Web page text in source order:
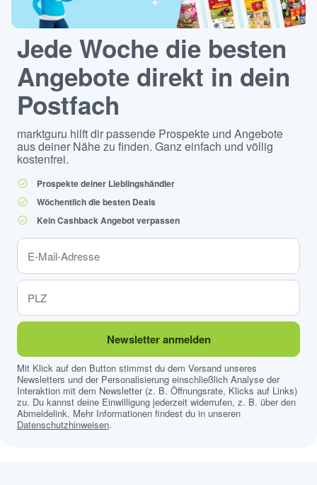
Jede Woche die besten
Angebote direkt in dein
Postfach
marktguru hilft dir passende Prospekte und Angebote
aus deiner Nähe zu finden. Ganz einfach und völlig
kostenfrei.
Prospekte deiner Lieblingshändler
Wöchentlich die besten Deals
Kein Cashback Angebot verpassen
Newsletter anmelden
Mit Klick auf den Button stimmst du dem Versand unseres
Newsletters und der Personalisierung einschließlich Analyse der
Interaktion mit dem Newsletter (z. B. Öffnungsrate, Klicks auf Links)
zu. Du kannst deine Einwilligung jederzeit widerrufen, z. B. über den
Abmeldelink. Mehr Informationen findest du in unseren
Datenschutzhinweisen.